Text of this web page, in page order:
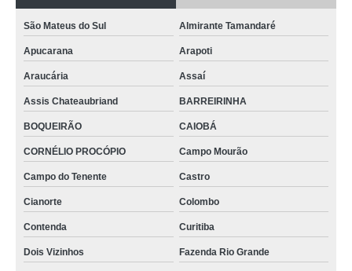
São Mateus do Sul Almirante Tamandaré
Apucarana Arapoti
Araucária Assaí
Assis Chateaubriand BARREIRINHA
BOQUEIRÃO CAIOBÁ
CORNÉLIO PROCÓPIO Campo Mourão
Campo do Tenente Castro
Cianorte Colombo
Contenda Curitiba
Dois Vizinhos Fazenda Rio Grande